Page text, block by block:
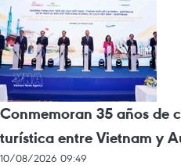
Conmemoran 35 años de
turística entre Vietnam y
10/08/2026 09:49